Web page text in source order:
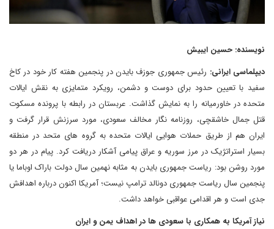
نویسنده: حسین ایبیش
دیپلماسی ایرانی: رئیس جمهوری جوزف بایدن در پنجمین هفته کار خود در کاخ
سفید با تعیین حدود برای دوست و دشمن، رویکرد متمایزی به نقش ایالات
متحده در خاورمیانه را به نمایش گذاشت. عربستان در رابطه با پرونده مسکوت
قتل جمال خاشقچی، روزنامه نگار مخالف سعودی، مورد سرزنش قرار گرفت و
ایران هم از طریق حملات هوایی ایالات متحده به گروه های متحد در منطقه
بسیار استراتژیک در مرز سوریه و عراق پیامی آشکار دریافت کرد. پیام در هر دو
مورد روشن بود: ریاست جمهوری بایدن به مثابه نهمین سال دولت باراک اوباما یا
پنجمین سال ریاست جمهوری دونالد ترامپ نیست؛ آمریکا اکنون درباره اهدافش
جدی است و هر اقدامی عواقبی خواهد داشت.
نیاز آمریکا به همکاری با سعودی ها در اهداف یمن و ایران